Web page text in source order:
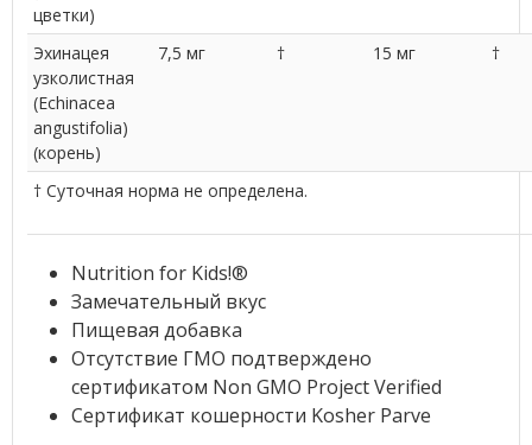
цветки)
Эхинацея
узколистная
(Echinacea
angustifolia)
(корень)
7,5 мг † 15 мг †
† Суточная норма не определена.
Nutrition for Kids!®
Замечательный вкус
Пищевая добавка
Отсутствие ГМО подтверждено
сертификатом Non GMO Project Verified
Сертификат кошерности Kosher Parve